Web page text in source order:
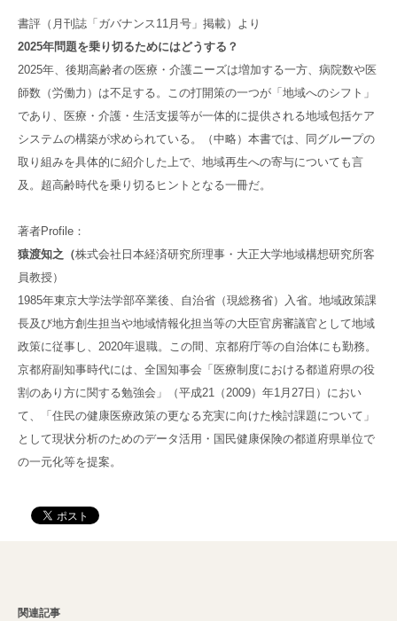
書評（月刊誌「ガバナンス11月号」掲載）より
2025年問題を乗り切るためにはどうする？
2025年、後期高齢者の医療・介護ニーズは増加する一方、病院数や医
師数（労働力）は不足する。この打開策の一つが「地域へのシフト」
であり、医療・介護・生活支援等が一体的に提供される地域包括ケア
システムの構築が求められている。（中略）本書では、同グループの
取り組みを具体的に紹介した上で、地域再生への寄与についても言
及。超高齢時代を乗り切るヒントとなる一冊だ。
著者Profile：
猿渡知之（株式会社日本経済研究所理事・大正大学地域構想研究所客
員教授）
1985年東京大学法学部卒業後、自治省（現総務省）入省。地域政策課
長及び地方創生担当や地域情報化担当等の大臣官房審議官として地域
政策に従事し、2020年退職。この間、京都府庁等の自治体にも勤務。
京都府副知事時代には、全国知事会「医療制度における都道府県の役
割のあり方に関する勉強会」（平成21（2009）年1月27日）におい
て、「住民の健康医療政策の更なる充実に向けた検討課題について」
として現状分析のためのデータ活用・国民健康保険の都道府県単位で
の一元化等を提案。
関連記事